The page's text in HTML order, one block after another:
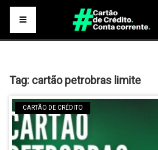
Tag: cartão petrobras limite
CARTÃO DE CRÉDITO